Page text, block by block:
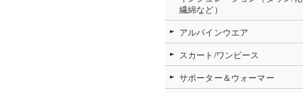
繊綿など）
アルパインウエア
スカート/ワンピース
サポーター＆ウォーマー